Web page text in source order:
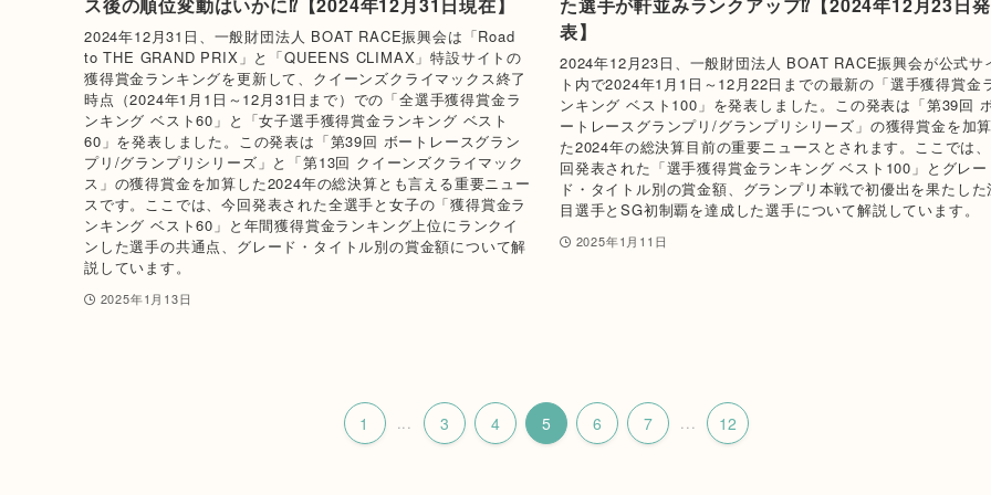
2024年12月31日、一般財団法人 BOAT RACE振興会は「Road
to THE GRAND PRIX」と「QUEENS CLIMAX」特設サイトの
獲得賞金ランキングを更新して、クイーンズクライマックス終了
時点（2024年1月1日～12月31日まで）での「全選手獲得賞金ラ
ンキング ベスト60」と「女子選手獲得賞金ランキング ベスト
60」を発表しました。この発表は「第39回 ボートレースグラン
プリ/グランプリシリーズ」と「第13回 クイーンズクライマック
ス」の獲得賞金を加算した2024年の総決算とも言える重要ニュー
スです。ここでは、今回発表された全選手と女子の「獲得賞金ラ
ンキング ベスト60」と年間獲得賞金ランキング上位にランクイ
ンした選手の共通点、グレード・タイトル別の賞金額について解
説しています。
2025年1月13日
表】
2024年12月23日、一般財団法人 BOAT RACE振興会が公式サ
ト内で2024年1月1日～12月22日までの最新の「選手獲得賞金
ンキング ベスト100」を発表しました。この発表は「第39回
ートレースグランプリ/グランプリシリーズ」の獲得賞金を加
た2024年の総決算目前の重要ニュースとされます。ここでは
回発表された「選手獲得賞金ランキング ベスト100」とグレー
ド・タイトル別の賞金額、グランプリ本戦で初優出を果たした
目選手とSG初制覇を達成した選手について解説しています。
2025年1月11日
1 ... 3 4 5 6 7 ... 12